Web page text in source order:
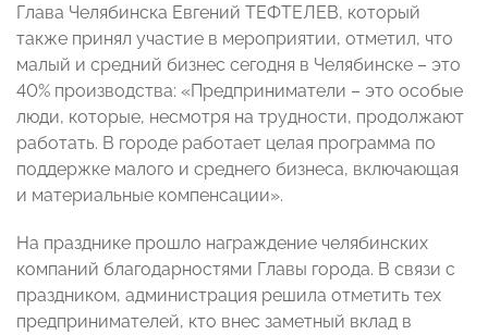
Глава Челябинска Евгений ТЕФТЕЛЕВ, который
также принял участие в мероприятии, отметил, что
малый и средний бизнес сегодня в Челябинске – это
40% производства: «Предприниматели – это особые
люди, которые, несмотря на трудности, продолжают
работать. В городе работает целая программа по
поддержке малого и среднего бизнеса, включающая
и материальные компенсации».
На празднике прошло награждение челябинских
компаний благодарностями Главы города. В связи с
праздником, администрация решила отметить тех
предпринимателей, кто внес заметный вклад в